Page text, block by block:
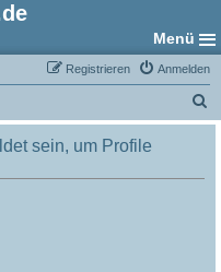
Menü
Anmelden
Registrieren
u
sein, um Profile